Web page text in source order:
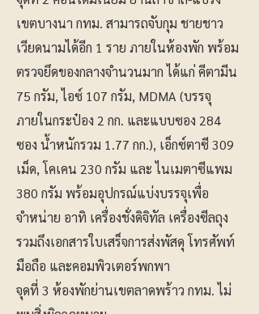
เขตบางนา กทม. สามารถจับกุม ชายชาว
เวียดนามได้อีก 1 ราย ภายในห้องพัก พร้อม
ตรวจยึดของกลางจำนวนมาก ได้แก่ คีตามีน
75 กรัม, ไอซ์ 107 กรัม, MDMA (บรรจุ
ภายในกระป๋อง 2 กก. และแบบซอง 284
ซอง น้ำหนักรวม 1.77 กก.), เอ็กซ์ตาซี 309
เม็ด, โคเคน 230 กรัม และ ไนเมตาซีแพม
380 กรัม พร้อมอุปกรณ์แบ่งบรรจุเพื่อ
จำหน่าย อาทิ เครื่องชั่งดิจิทัล เครื่องซีลถุง
รวมถึงเอกสารใบเสร็จการส่งพัสดุ โทรศัพท์
มือถือ และคอมพิวเตอร์พกพา
จุดที่ 3 ห้องพักย่านเขตลาดพร้าว กทม. ไม่